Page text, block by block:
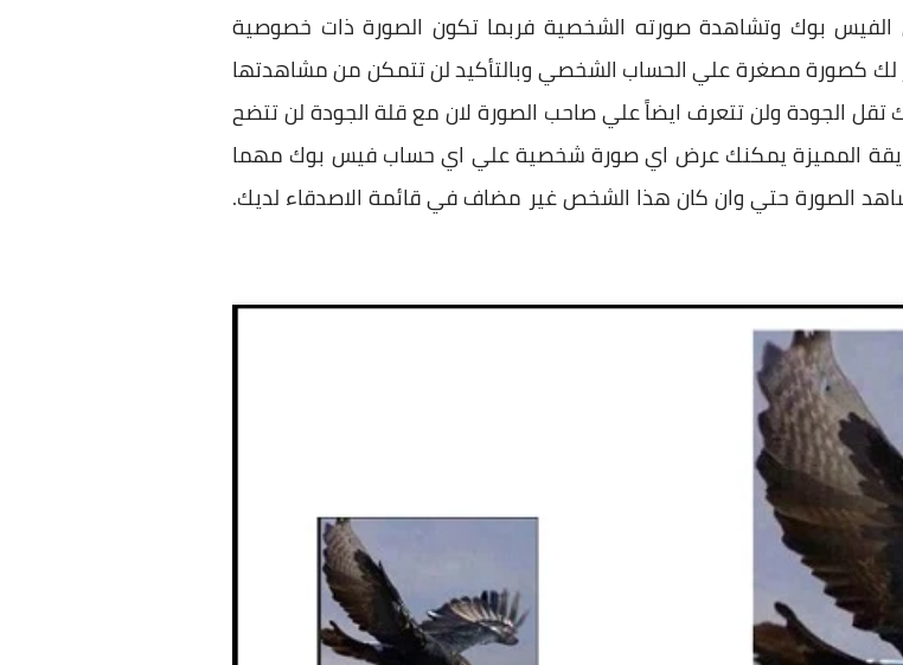
بوك وتشاهدة صورته الشخصية فربما تكون الصورة ذات خصوصية
لك كصورة مصغرة علي الحساب الشخصي وبالتأكيد لن تتمكن من مشاهدتها
تقل الجودة ولن تتعرف ايضاً علي صاحب الصورة لان مع قلة الجودة لن تتضح
المميزة يمكنك عرض اي صورة شخصية علي اي حساب فيس بوك مهما
الصورة حتي وان كان هذا الشخص غير مضاف في قائمة الاصدقاء لديك.